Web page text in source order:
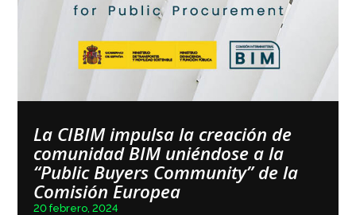
La CIBIM impulsa la creación de
comunidad BIM uniéndose a la
“Public Buyers Community” de la
Comisión Europea
20 febrero, 2024